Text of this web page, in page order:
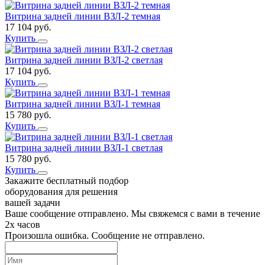
Витрина задней линии ВЗЛ-2 темная
17 104 руб.
Купить
Витрина задней линии ВЗЛ-2 светлая
17 104 руб.
Купить
Витрина задней линии ВЗЛ-1 темная
15 780 руб.
Купить
Витрина задней линии ВЗЛ-1 светлая
15 780 руб.
Купить
Закажите бесплатный подбор
оборудования для решения
вашей задачи
Ваше сообщение отправлено. Мы свяжемся с вами в течение
2х часов
Произошла ошибка. Сообщение не отправлено.